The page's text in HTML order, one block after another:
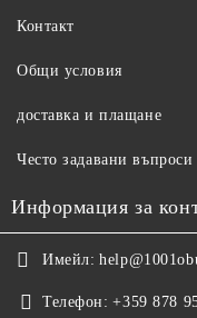
Контакт
Общи условия
доставка и плащане
Често задавани въпроси
Информация за
Имейл:
Телефон: +359 878